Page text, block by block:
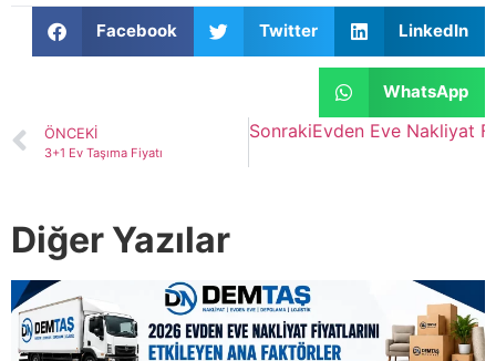
Facebook Twitter LinkedIn
WhatsApp
ÖNCEKI
3+1 Ev Taşıma Fiyatı
SonrakiEvden Eve Nakliyat
Diğer Yazılar